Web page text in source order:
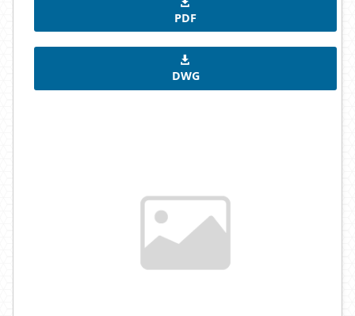
PDF
DWG